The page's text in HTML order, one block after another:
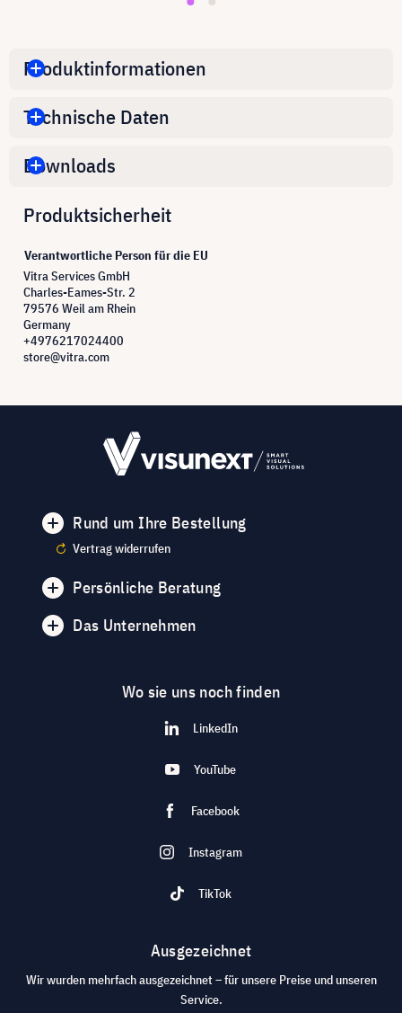
Produktinformationen
Technische Daten
Downloads
Produktsicherheit
Verantwortliche Person für die EU
Vitra Services GmbH
Charles-Eames-Str. 2
79576 Weil am Rhein
Germany
+4976217024400
store@vitra.com
Rund um Ihre Bestellung
Vertrag widerrufen
Persönliche Beratung
Das Unternehmen
Wo sie uns noch finden
LinkedIn
YouTube
Facebook
Instagram
TikTok
Ausgezeichnet
Wir wurden mehrfach ausgezeichnet – für unsere Preise und unseren
Service.